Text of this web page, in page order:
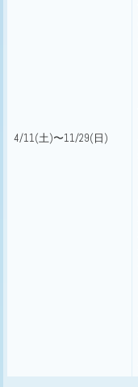
4/11(土)〜11/29(日)